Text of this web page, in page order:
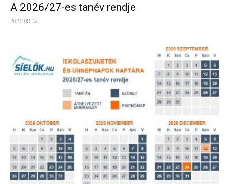
A 2026/27-es tanév rendje
2026.08.02.